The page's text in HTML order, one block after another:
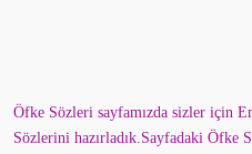
Öfke Sözleri sayfamızda sizler için
Sözlerini hazırladık.Sayfadaki Öfke